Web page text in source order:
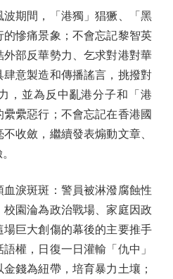
期間，「港獨」猖獗、「黑
慘痛景象；不會忘記黎智英
部反華勢力、乞求對港對華
意製造和傳播謠言，挑撥對
，並為反中亂港分子和「港
纍惡行；不會忘記在香港國
收斂，繼續發表煽動文章、
淚斑斑：警員被淋潑腐蝕性
園淪為政治戰場、家庭因政
巨大創傷的幕後的主要推手
權，日復一日灌輸「仇中」
金錢為紐帶，培育暴力土壤；